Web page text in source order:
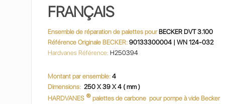
FRANÇAIS
Ensemble de réparation de palettes pour BECKER DVT 3.100
Référence Originale BECKER:90133300004 | WN 124-032
Hardvanes Référence: H250394
Montant par ensemble:4
Dimensions: 250 X 39 X 4 ( mm )
HARDVANES ®palettes de carbone pour pompe à vide Becker